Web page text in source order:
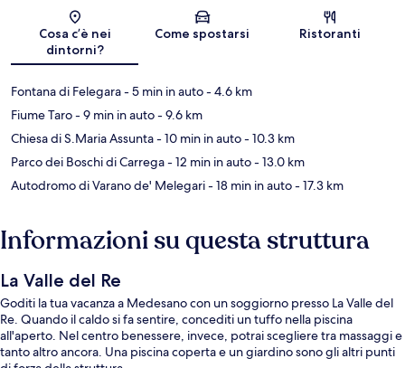
Mappa
Cosa c’è nei
dintorni?
Come spostarsi Ristoranti
Fontana di Felegara- 5 min in auto- 4.6 km
Fiume Taro- 9 min in auto- 9.6 km
Chiesa di S.Maria Assunta- 10 min in auto- 10.3 km
Parco dei Boschi di Carrega- 12 min in auto- 13.0 km
Autodromo di Varano de' Melegari- 18 min in auto- 17.3 km
Informazioni su questa struttura
La Valle del Re
Goditi la tua vacanza a Medesano con un soggiorno presso La Valle del
Re. Quando il caldo si fa sentire, concediti un tuffo nella piscina
all'aperto. Nel centro benessere, invece, potrai scegliere tra massaggi e
tanto altro ancora. Una piscina coperta e un giardino sono gli altri punti